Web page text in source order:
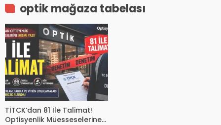
optik mağaza tabelası
TİTCK’dan 81 İle Talimat!
Optisyenlik Müesseselerine